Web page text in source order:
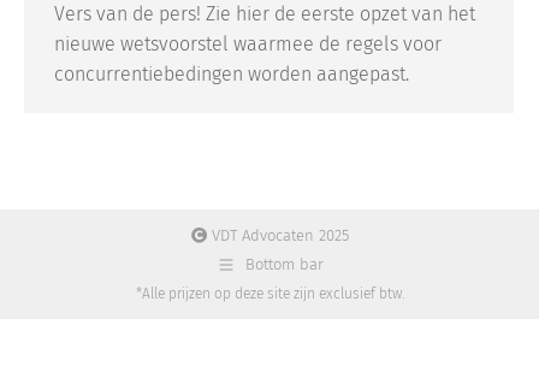
Vers van de pers! Zie hier de eerste opzet van het
nieuwe wetsvoorstel waarmee de regels voor
concurrentiebedingen worden aangepast.
VDT Advocaten 2025
Bottom bar
*Alle prijzen op deze site zijn exclusief btw.